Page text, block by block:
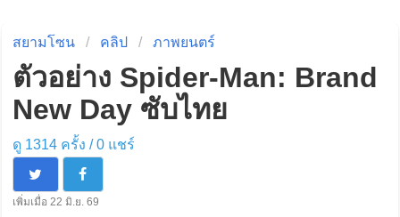
สยามโซน คลิป ภาพยนตร์
ตัวอย่าง Spider-Man: Brand
New Day ซับไทย
ดู 1314 ครั้ง /0แชร์
เพิ่มเมื่อ 22 มิ.ย. 69